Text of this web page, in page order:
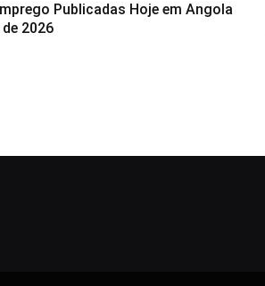
Publicadas Hoje em Angola
2026